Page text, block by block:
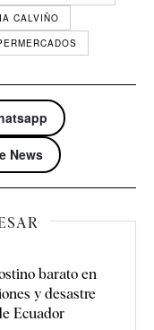
CALVIÑO
News
barato en
y desastre
Ecuador